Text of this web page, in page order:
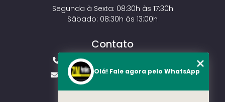
Segunda à Sexta: 08:30h às 17:30h
Sábado: 08:30h às 13:00h
Contato
(11) 2143-4826
vendas.zmportoes@gmail.com
Olá! Fale agora pelo WhatsApp